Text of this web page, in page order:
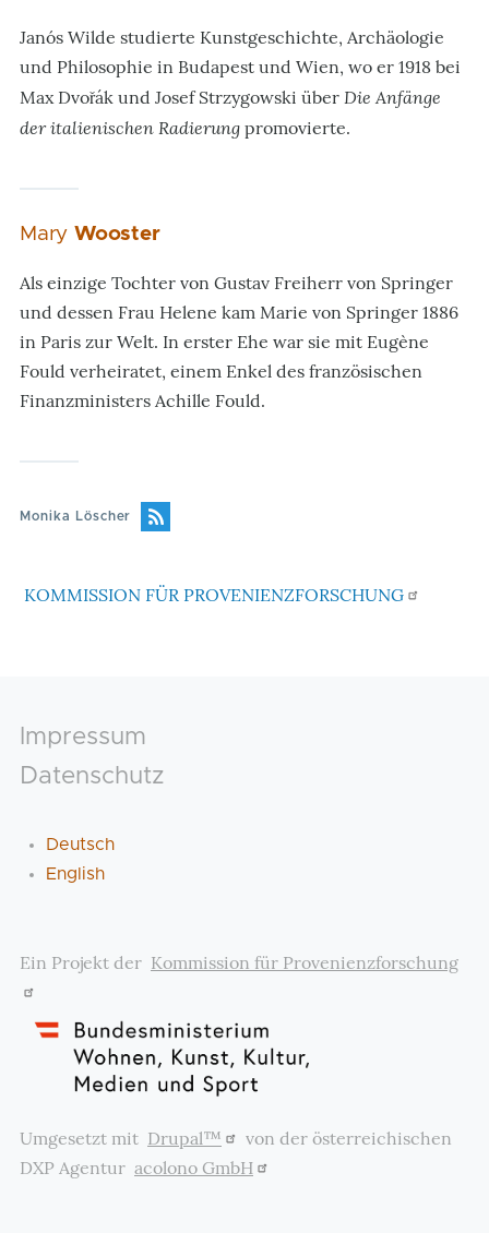
Janós Wilde studierte Kunstgeschichte, Archäologie
und Philosophie in Budapest und Wien, wo er 1918 bei
Max Dvořák und Josef Strzygowski über Die Anfänge
der italienischen Radierung promovierte.
MaryWooster
Als einzige Tochter von Gustav Freiherr von Springer
und dessen Frau Helene kam Marie von Springer 1886
in Paris zur Welt. In erster Ehe war sie mit Eugène
Fould verheiratet, einem Enkel des französischen
Finanzministers Achille Fould.
Monika Löscher
KOMMISSION FÜR PROVENIENZFORSCHUNG
Footer
Impressum
Datenschutz
Deutsch
English
Ein Projekt der Kommission für Provenienzforschung
Umgesetzt mit Drupal™
von der österreichischen
DXP Agentur acolono GmbH